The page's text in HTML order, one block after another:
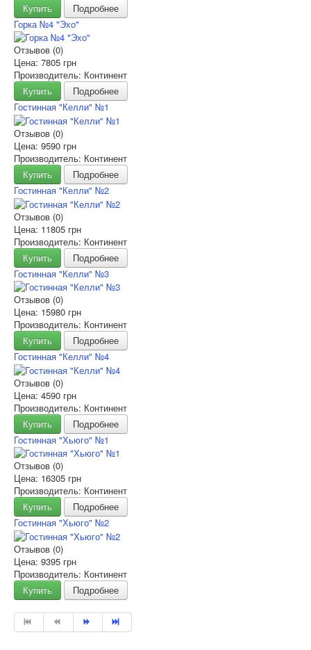
Купить
Подробнее
Горка №4 "Эхо"
Отзывов (0)
Цена: 7805 грн
Производитель: Континент
Купить
Подробнее
Гостинная "Келли" №1
Отзывов (0)
Цена: 9590 грн
Производитель: Континент
Купить
Подробнее
Гостинная "Келли" №2
Отзывов (0)
Цена: 11805 грн
Производитель: Континент
Купить
Подробнее
Гостинная "Келли" №3
Отзывов (0)
Цена: 15980 грн
Производитель: Континент
Купить
Подробнее
Гостинная "Келли" №4
Отзывов (0)
Цена: 4590 грн
Производитель: Континент
Купить
Подробнее
Гостинная "Хьюго" №1
Отзывов (0)
Цена: 16305 грн
Производитель: Континент
Купить
Подробнее
Гостинная "Хьюго" №2
Отзывов (0)
Цена: 9395 грн
Производитель: Континент
Купить
Подробнее